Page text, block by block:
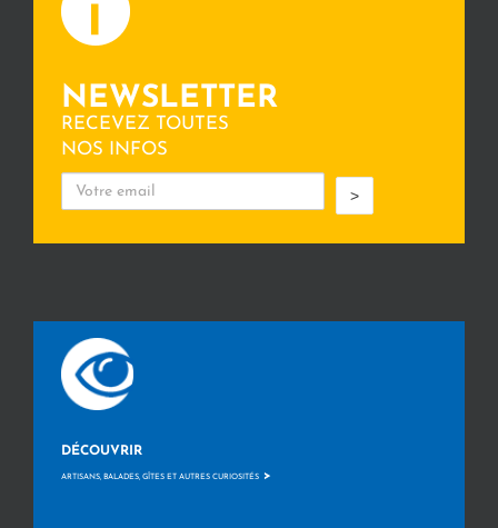
NEWSLETTER
RECEVEZ TOUTES
NOS INFOS
>
DÉCOUVRIR
ARTISANS, BALADES, GÎTES ET AUTRES CURIOSITÉS >